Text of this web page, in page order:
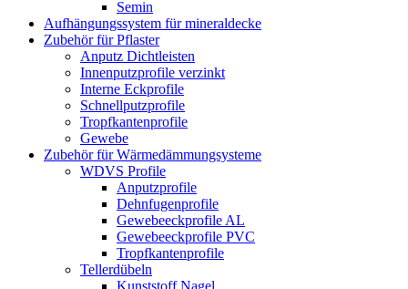
Semin
Aufhängungssystem für mineraldecke
Zubehör für Pflaster
Anputz Dichtleisten
Innenputzprofile verzinkt
Interne Eckprofile
Schnellputzprofile
Tropfkantenprofile
Gewebe
Zubehör für Wärmedämmungsysteme
WDVS Profile
Anputzprofile
Dehnfugenprofile
Gewebeeckprofile AL
Gewebeeckprofile PVC
Tropfkantenprofile
Tellerdübeln
Kunststoff Nagel